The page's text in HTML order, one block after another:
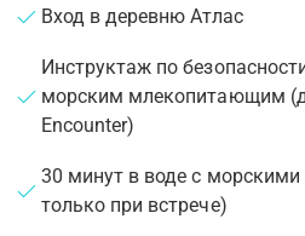
Вход в деревню Атлас
Инструктаж по
морским млекопитающим
Encounter)
30 минут в воде с
только при встрече)